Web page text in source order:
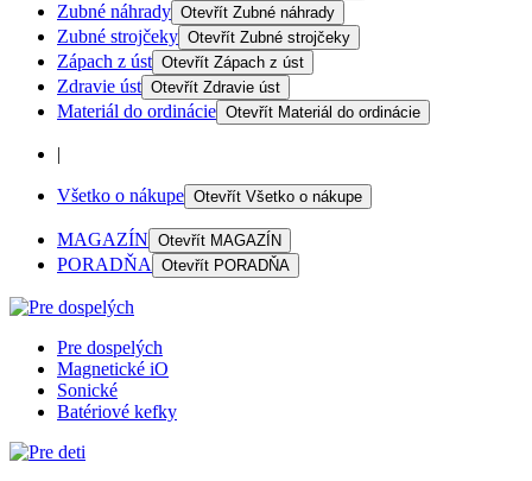
Zubné náhrady Otevřít Zubné náhrady
Zubné strojčeky Otevřít Zubné strojčeky
Zápach z úst Otevřít Zápach z úst
Zdravie úst Otevřít Zdravie úst
Materiál do ordinácie Otevřít Materiál do ordinácie
|
Všetko o nákupe Otevřít Všetko o nákupe
MAGAZÍN Otevřít MAGAZÍN
PORADŇA Otevřít PORADŇA
Pre dospelých
Magnetické iO
Sonické
Batériové kefky